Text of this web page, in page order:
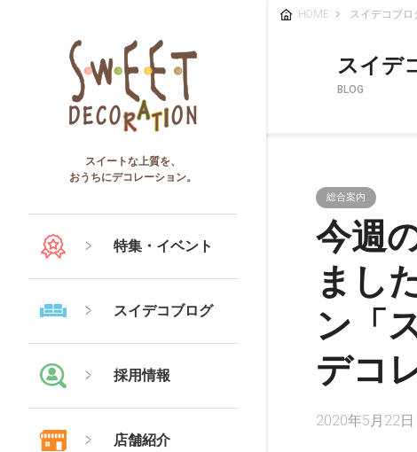
スイートな上質を、
おうちにデコレーション。
特集・イベント
スイデコブログ
採用情報
店舗紹介
HOME スイデコブロ
スイデ
BLOG
総合案内
今週
まし
ン「
デコ
2020年5月22日